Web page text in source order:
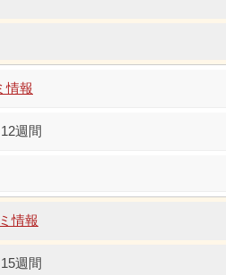
情報
週間
情報
週間